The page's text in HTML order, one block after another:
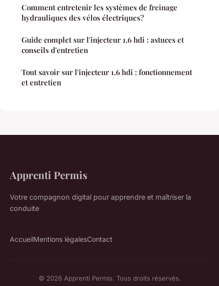
Comment entretenir les systèmes de freinage
hydrauliques des vélos électriques?
Guide complet sur l'injecteur 1.6 hdi : astuces et
conseils d'entretien
Tout savoir sur l'injecteur 1.6 hdi : fonctionnement
et entretien
Apprenti Permis
Votre compagnon digital pour apprendre et maîtriser la
conduite
AccueilMentions légalesContact
© 2026 Apprenti Permis. Tous droits réservés.